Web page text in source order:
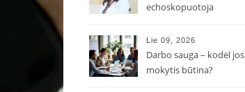
echoskopuotoja
Lie 09, 2026
Darbo sauga – kodėl jos
mokytis būtina?